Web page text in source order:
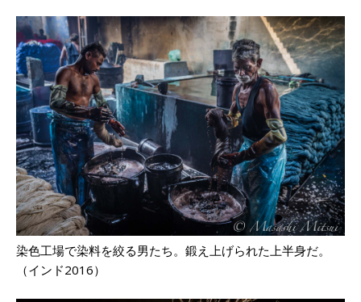
染色工場で染料を絞る男たち。鍛え上げられた上半身だ。
（インド2016）